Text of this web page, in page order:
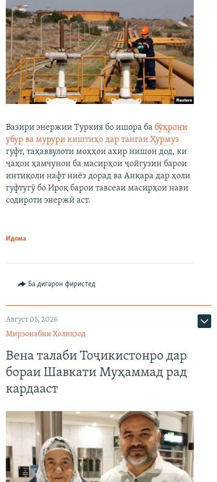
Вазири энержии Туркия бо ишора ба бӯҳрони
убур ва мурури киштиҳо дар тангаи Ҳурмуз
гуфт, таҳаввулоти моҳҳои ахир нишон дод, ки
ҷаҳон ҳамчунон ба масирҳои ҷойгузин барои
интиқоли нафт ниёз дорад ва Анқара дар ҳоли
гуфтугӯ бо Ироқ барои тавсеаи масирҳои нави
содироти энержӣ аст.
Идома
Ба дигарон фиристед
Август 05, 2026
Мирзонабии Холиқзод
Вена талаби Тоҷикистонро дар
бораи Шавкати Муҳаммад рад
кардааст